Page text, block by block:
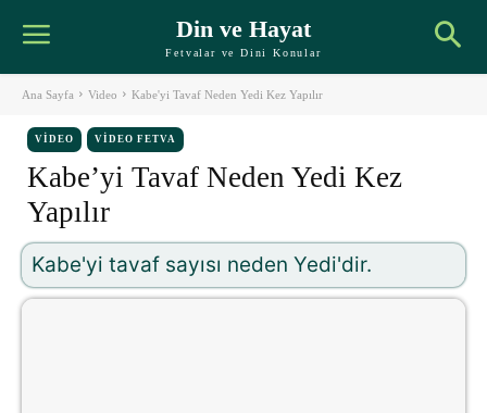
Din ve Hayat
Fetvalar ve Dini Konular
Ana Sayfa Video Kabe'yi Tavaf Neden Yedi Kez Yapılır
VIDEO VIDEO FETVA
Kabe’yi Tavaf Neden Yedi Kez
Yapılır
Kabe'yi tavaf sayısı neden Yedi'dir.